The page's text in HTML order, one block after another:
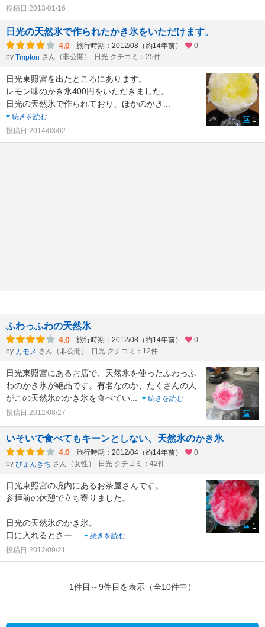
投稿日:2013/01/16
日光の天然氷で作られたかき氷をいただけます。
4.0 旅行時期：2012/08（約14年前）
0
by Tmpton さん（非公開） 日光 クチコミ：25件
日光東照宮を出たところにあります。
レモン味のかき氷400円をいただきました。
日光の天然氷で作られており、ほかのかき
続きを読む
投稿日:2014/03/02
1
ふわっふわの天然氷
4.0 旅行時期：2012/08（約14年前）
0
by カモメ さん（非公開） 日光 クチコミ：12件
日光東照宮にあるお店で、天然氷を使ったふわっふ
わのかき氷が絶品です。有名なのか、たくさんの人
がこの天然氷のかき氷を食べてい
続きを読む
投稿日:2012/08/27
1
いそいで食べてもキーンとしない、天然氷のかき氷
4.0 旅行時期：2012/04（約14年前）
0
by ぴょんきち さん（女性） 日光 クチコミ：42件
日光東照宮の境内にあるお茶屋さんです。
参拝前の休憩で立ち寄りました。
日光の天然氷のかき氷。
口に入れるとさー
続きを読む
投稿日:2012/09/21
1
1件目～9件目を表示（全10件中）